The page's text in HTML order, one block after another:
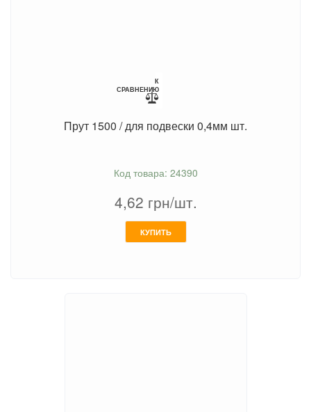
К
СРАВНЕНИЮ
Прут 1500 / для подвески 0,4мм шт.
Код товара: 24390
4,62 грн/шт.
КУПИТЬ